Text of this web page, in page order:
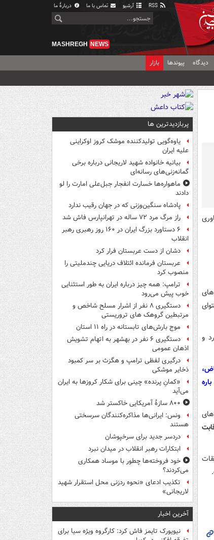
آرشیو تماس با ما دربارهٔ ما
MASHREGH NEWS
دیدگاه پیوندها بازار
و
پربازدیدترین ها
یاوه‌گویی تولیدکننده موشک کروز اوکراینی
علیه ایران
بیانیه خانواده شهید لاریجانی درباره برخی
گمانه‌زنی‌های رسانه‌ای
ماهواره‌ها خسارت انفجار جبل‌علی امارت را لو
دادند
پادشاه سنگین‌وزنی که در جهان رقیب ندارد
راز مرگ مرد ۷۲ ساله در تهرانپارس فاش شد
۶ دستاورد بزرگ ایران در ۱۶۰ روز رهبری رهبر
انقلاب
دشان از دست عربستان فرار کرد
عربستان فرمانده ائتلاف دریایی چندملیتی را
منصوب کرد
ترامپ: همه چیز درباره ایران به طور استثنایی
خوب پیش می‌رود
دستگیری ۸ نفر از اشرار مسلح شاخص و
مرتبطین گروهک های تروریستی
موج بارش‌های تابستانه در راه ۱۱ استان
دستگیری ۶ نفر در بهشهر به اتهام تشویش
اذهان عمومی
درگیری لفظی ترامپ و هگزث بر سر کمبود
ذخایر موشکی
«کمانِ پرنده» چینی برای شکار کروزها به ایران
می‌آید
۸۰۰ سازۀ آمریکایی خاکستر شد
ونس: ایرانی‌ها مذاکره‌کنندگان سرسختی
هستند
دردسر جدید برای سرخپوشان
ابتکارات رهبر انقلاب در میدان نبرد
خود فروخته‌ها چطور با موساد همکاری
می‌کردند؟
تکذیب ادعای «نحوه ردزنی محل استقرار شهید
لاریجانی»
آخرین اخبار
نیویورک تایمز فاش کرد: کارگروه ویژه سیا برای